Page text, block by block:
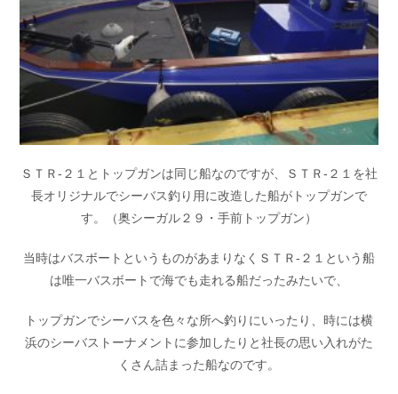
ＳＴＲ-２１とトップガンは同じ船なのですが、ＳＴＲ-２１を社
長オリジナルでシーバス釣り用に改造した船がトップガンで
す。（奥シーガル２９・手前トップガン）
当時はバスボートというものがあまりなくＳＴＲ-２１という船
は唯一バスボートで海でも走れる船だったみたいで、
トップガンでシーバスを色々な所へ釣りにいったり、時には横
浜のシーバストーナメントに参加したりと社長の思い入れがた
くさん詰まった船なのです。